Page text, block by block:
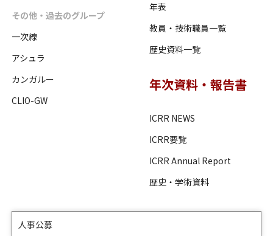
その他・過去のグループ
一次線
アシュラ
カンガルー
CLIO-GW
年表
教員・技術職員一覧
歴史資料一覧
年次資料・報告書
ICRR NEWS
ICRR要覧
ICRR Annual Report
歴史・学術資料
人事公募